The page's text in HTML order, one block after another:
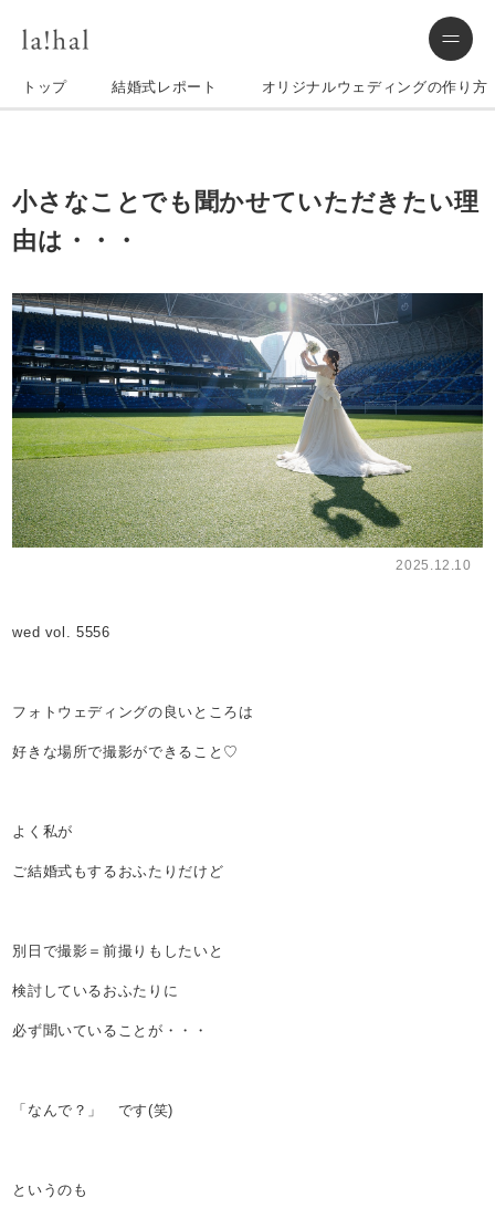
トップ 結婚式レポート オリジナルウェディングの作り方
小さなことでも聞かせていただきたい理
由は・・・
2025.12.10
wed vol. 5556
フォトウェディングの良いところは
好きな場所で撮影ができること♡
よく私が
ご結婚式もするおふたりだけど
別日で撮影＝前撮りもしたいと
検討しているおふたりに
必ず聞いていることが・・・
「なんで？」 です(笑)
というのも